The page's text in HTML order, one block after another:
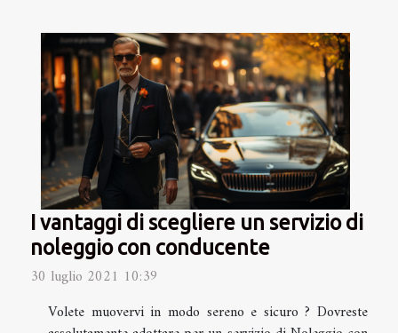
I vantaggi di scegliere un servizio di
noleggio con conducente
30 luglio 2021 10:39
Volete muovervi in modo sereno e sicuro ? Dovreste